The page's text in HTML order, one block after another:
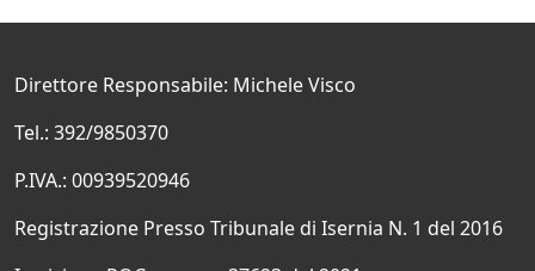
Direttore Responsabile: Michele Visco
Tel.: 392/9850370
P.IVA.: 00939520946
Registrazione Presso Tribunale di Isernia N. 1 del 2016